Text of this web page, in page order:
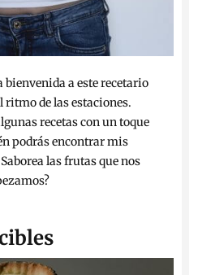
bienvenida a este recetario
de las estaciones.
recetas con un toque
podrás encontrar mis
las frutas que nos